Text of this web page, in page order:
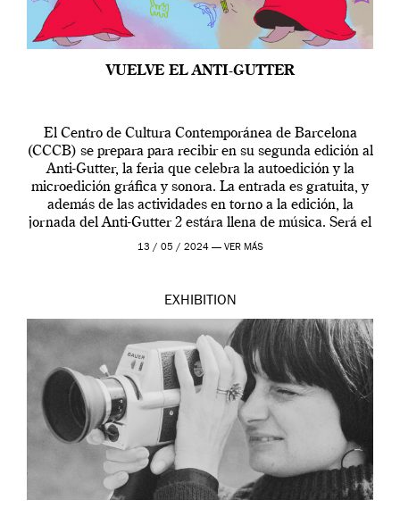
VUELVE EL ANTI-GUTTER
El Centro de Cultura Contemporánea de Barcelona
(CCCB) se prepara para recibir en su segunda edición al
Anti-Gutter, la feria que celebra la autoedición y la
microedición gráfica y sonora. La entrada es gratuita, y
además de las actividades en torno a la edición, la
jornada del Anti-Gutter 2 estára llena de música. Será el
[…]
13 / 05 / 2024 — VER MÁS
EXHIBITION